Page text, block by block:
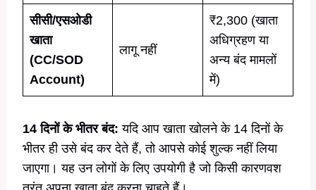
सीसी/एसओडी
खाता
(CC/SOD
Account)
लागू नहीं
₹2,300 (खाता
अधिग्रहण या
अन्य बंद मामलों
में)
14 दिनों के भीतर बंद: यदि आप खाता खोलने के 14 दिनों के
भीतर ही उसे बंद कर देते हैं, तो आपसे कोई शुल्क नहीं लिया
जाएगा। यह उन लोगों के लिए उपयोगी है जो किसी कारणवश